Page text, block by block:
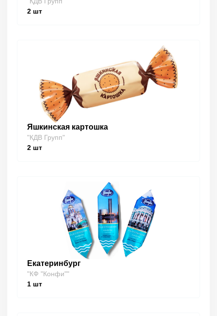
2 шт
Яшкинская картошка
"КДВ Групп"
2 шт
Екатеринбург
"КФ "Конфи""
1 шт